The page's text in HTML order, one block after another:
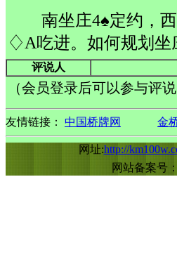
南坐庄4♠定约，
♢A吃进。如何规划坐
评说人
（会员登录后可以参与评说
友情链接： 中国桥牌网 金
网址:http://
网站备案号：